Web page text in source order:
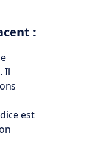
:
Il
est